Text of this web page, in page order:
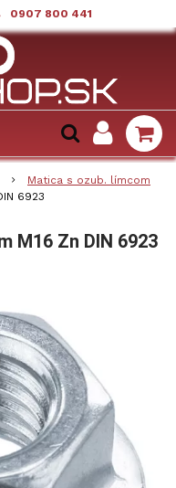
0907 800 441
Matica s ozub. límcom
6923
M16 Zn DIN 6923